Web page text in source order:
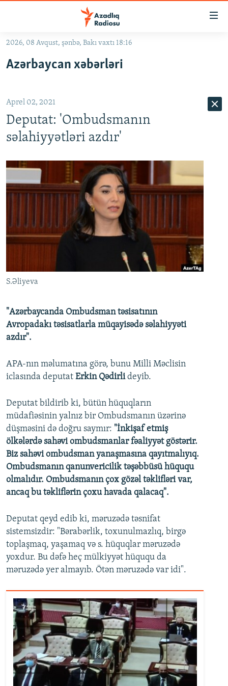
Əsas
qayıt
qayıt
Axtarışa
#ƏSLINDƏ
FƏRQƏ BAX
QANUNI DOĞRU
ARAŞDIRMA
MULTIMEDIA
İNFOQRAFIKA
AZƏRBAYCAN ƏDƏBIYYATI KITABXANASI
MISSIYAMIZ
PEŞƏ ETIKASI VƏ JURNALISTIKA STANDARTLARIMIZ
BIZIMLƏ ƏLAQƏ
XƏBƏR BÜLLETENLƏRIMIZ
BIZI IZLƏ
2026, 08 Avqust, şənbə, Bakı vaxtı 18:16
Azərbaycan xəbərləri
Aprel 02, 2021
Deputat: 'Ombudsmanın
səlahiyyətləri azdır'
S.Əliyeva
"Azərbaycanda Ombudsman təsisatının
Avropadakı təsisatlarla müqayisədə səlahiyyəti
azdır".
APA-nın məlumatına görə, bunu Milli Məclisin
iclasında deputat Erkin Qədirlideyib.
Deputat bildirib ki, bütün hüquqların
müdafiəsinin yalnız bir Ombudsmanın üzərinə
düşməsini də doğru saymır: "İnkişaf etmiş
ölkələrdə sahəvi ombudsmanlar fəaliyyət göstərir.
Biz sahəvi ombudsman yanaşmasına qayıtmalıyıq.
Ombudsmanın qanunvericilik təşəbbüsü hüququ
olmalıdır. Ombudsmanın çox gözəl təklifləri var,
ancaq bu təkliflərin çoxu havada qalacaq".
Deputat qeyd edib ki, məruzədə təsnifat
sistemsizdir: "Bərabərlik, toxunulmazlıq, birgə
toplaşmaq, yaşamaq və s. hüquqlar məruzədə
yoxdur. Bu dəfə heç mülkiyyət hüququ da
məruzədə yer almayıb. Ötən məruzədə var idi".